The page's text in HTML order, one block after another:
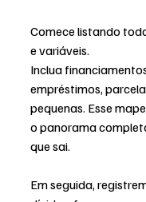
Comece listando
e variáveis.
Inclua
empréstimos,
pequenas. Esse
o panorama
que sai.
Em seguida,